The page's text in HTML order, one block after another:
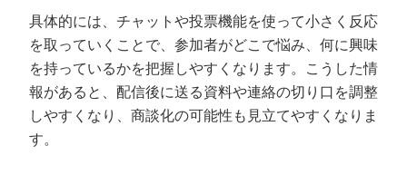
具体的には、チャットや投票機能を使って小さく反応
を取っていくことで、参加者がどこで悩み、何に興味
を持っているかを把握しやすくなります。こうした情
報があると、配信後に送る資料や連絡の切り口を調整
しやすくなり、商談化の可能性も見立てやすくなりま
す。